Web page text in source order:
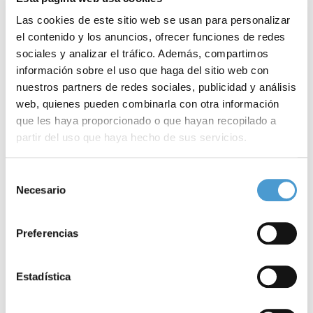
Las cookies de este sitio web se usan para personalizar
el contenido y los anuncios, ofrecer funciones de redes
sociales y analizar el tráfico. Además, compartimos
información sobre el uso que haga del sitio web con
nuestros partners de redes sociales, publicidad y análisis
web, quienes pueden combinarla con otra información
que les haya proporcionado o que hayan recopilado a
partir del uso que haya hecho de sus servicios.
de cookies
Necesario
Preferencias
Estadística
de funcionarpermanentemente, si bien sus
consecuencias varían de un paciente a otro. De hecho, y en
función del órgano afectado, la enfermedad puede cursar con
falta de aire, tos seca,fiebre , ganglios inflamados o úlceras en la
piel, entre otros síntomas.